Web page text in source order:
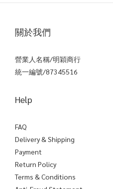
關於我們
營業人名稱/明穎商行
統一編號/87345516
Help
FAQ
Delivery & Shipping
Payment
Return Policy
Terms & Conditions